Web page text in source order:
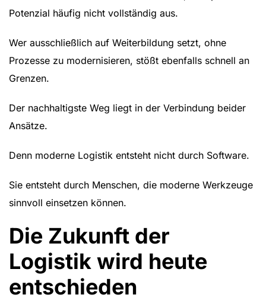
Potenzial häufig nicht vollständig aus.
Wer ausschließlich auf Weiterbildung setzt, ohne
Prozesse zu modernisieren, stößt ebenfalls schnell an
Grenzen.
Der nachhaltigste Weg liegt in der Verbindung beider
Ansätze.
Denn moderne Logistik entsteht nicht durch Software.
Sie entsteht durch Menschen, die moderne Werkzeuge
sinnvoll einsetzen können.
Die Zukunft der
Logistik wird heute
entschieden